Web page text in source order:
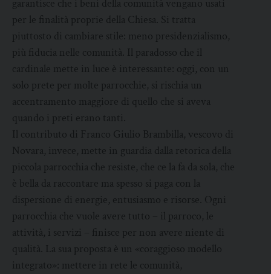
garantisce che i beni della comunità vengano usati
per le finalità proprie della Chiesa. Si tratta
piuttosto di cambiare stile: meno presidenzialismo,
più fiducia nelle comunità. Il paradosso che il
cardinale mette in luce è interessante: oggi, con un
solo prete per molte parrocchie, si rischia un
accentramento maggiore di quello che si aveva
quando i preti erano tanti.
Il contributo di Franco Giulio Brambilla, vescovo di
Novara, invece, mette in guardia dalla retorica della
piccola parrocchia che resiste, che ce la fa da sola, che
è bella da raccontare ma spesso si paga con la
dispersione di energie, entusiasmo e risorse. Ogni
parrocchia che vuole avere tutto – il parroco, le
attività, i servizi – finisce per non avere niente di
qualità. La sua proposta è un «coraggioso modello
integrato»: mettere in rete le comunità,